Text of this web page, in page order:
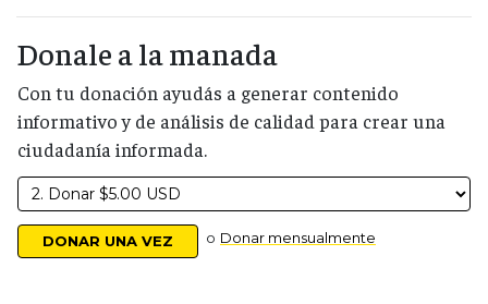
Donale a la manada
Con tu donación ayudás a generar contenido
informativo y de análisis de calidad para crear una
ciudadanía informada.
o Donar mensualmente